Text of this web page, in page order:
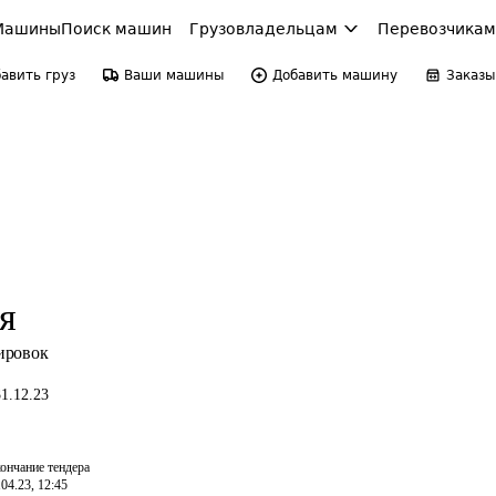
Поиск машин Грузовладельцам Перевозчикам
груз Ваши машины Добавить машину Заказы
тендера
12:45